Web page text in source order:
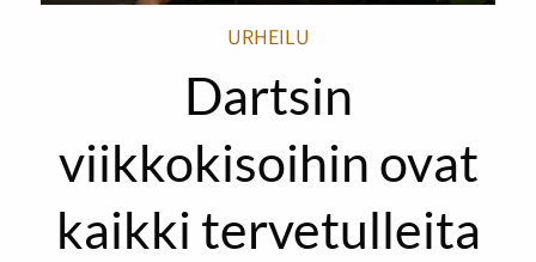
URHEILU
Dartsin
viikkokisoihin ovat
kaikki tervetulleita